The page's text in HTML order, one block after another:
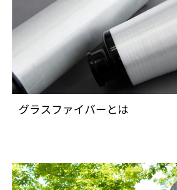
グラスファイバーとは